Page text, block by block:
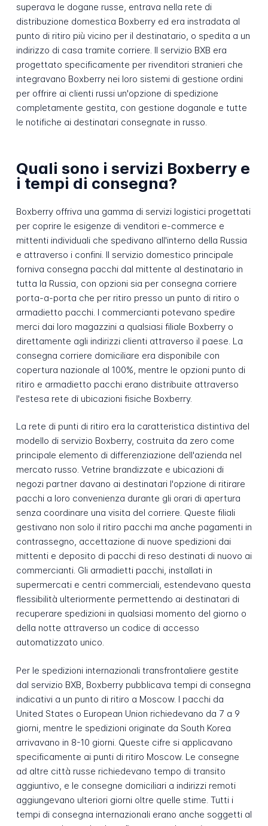
superava le dogane russe, entrava nella rete di
distribuzione domestica Boxberry ed era instradata al
punto di ritiro più vicino per il destinatario, o spedita a un
indirizzo di casa tramite corriere. Il servizio BXB era
progettato specificamente per rivenditori stranieri che
integravano Boxberry nei loro sistemi di gestione ordini
per offrire ai clienti russi un'opzione di spedizione
completamente gestita, con gestione doganale e tutte
le notifiche ai destinatari consegnate in russo.
Quali sono i servizi Boxberry e
i tempi di consegna?
Boxberry offriva una gamma di servizi logistici progettati
per coprire le esigenze di venditori e-commerce e
mittenti individuali che spedivano all'interno della Russia
e attraverso i confini. Il servizio domestico principale
forniva consegna pacchi dal mittente al destinatario in
tutta la Russia, con opzioni sia per consegna corriere
porta-a-porta che per ritiro presso un punto di ritiro o
armadietto pacchi. I commercianti potevano spedire
merci dai loro magazzini a qualsiasi filiale Boxberry o
direttamente agli indirizzi clienti attraverso il paese. La
consegna corriere domiciliare era disponibile con
copertura nazionale al 100%, mentre le opzioni punto di
ritiro e armadietto pacchi erano distribuite attraverso
l'estesa rete di ubicazioni fisiche Boxberry.
La rete di punti di ritiro era la caratteristica distintiva del
modello di servizio Boxberry, costruita da zero come
principale elemento di differenziazione dell'azienda nel
mercato russo. Vetrine brandizzate e ubicazioni di
negozi partner davano ai destinatari l'opzione di ritirare
pacchi a loro convenienza durante gli orari di apertura
senza coordinare una visita del corriere. Queste filiali
gestivano non solo il ritiro pacchi ma anche pagamenti in
contrassegno, accettazione di nuove spedizioni dai
mittenti e deposito di pacchi di reso destinati di nuovo ai
commercianti. Gli armadietti pacchi, installati in
supermercati e centri commerciali, estendevano questa
flessibilità ulteriormente permettendo ai destinatari di
recuperare spedizioni in qualsiasi momento del giorno o
della notte attraverso un codice di accesso
automatizzato unico.
Per le spedizioni internazionali transfrontaliere gestite
dal servizio BXB, Boxberry pubblicava tempi di consegna
indicativi a un punto di ritiro a Moscow. I pacchi da
United States o European Union richiedevano da 7 a 9
giorni, mentre le spedizioni originate da South Korea
arrivavano in 8-10 giorni. Queste cifre si applicavano
specificamente ai punti di ritiro Moscow. Le consegne
ad altre città russe richiedevano tempo di transito
aggiuntivo, e le consegne domiciliari a indirizzi remoti
aggiungevano ulteriori giorni oltre quelle stime. Tutti i
tempi di consegna internazionali erano anche soggetti al